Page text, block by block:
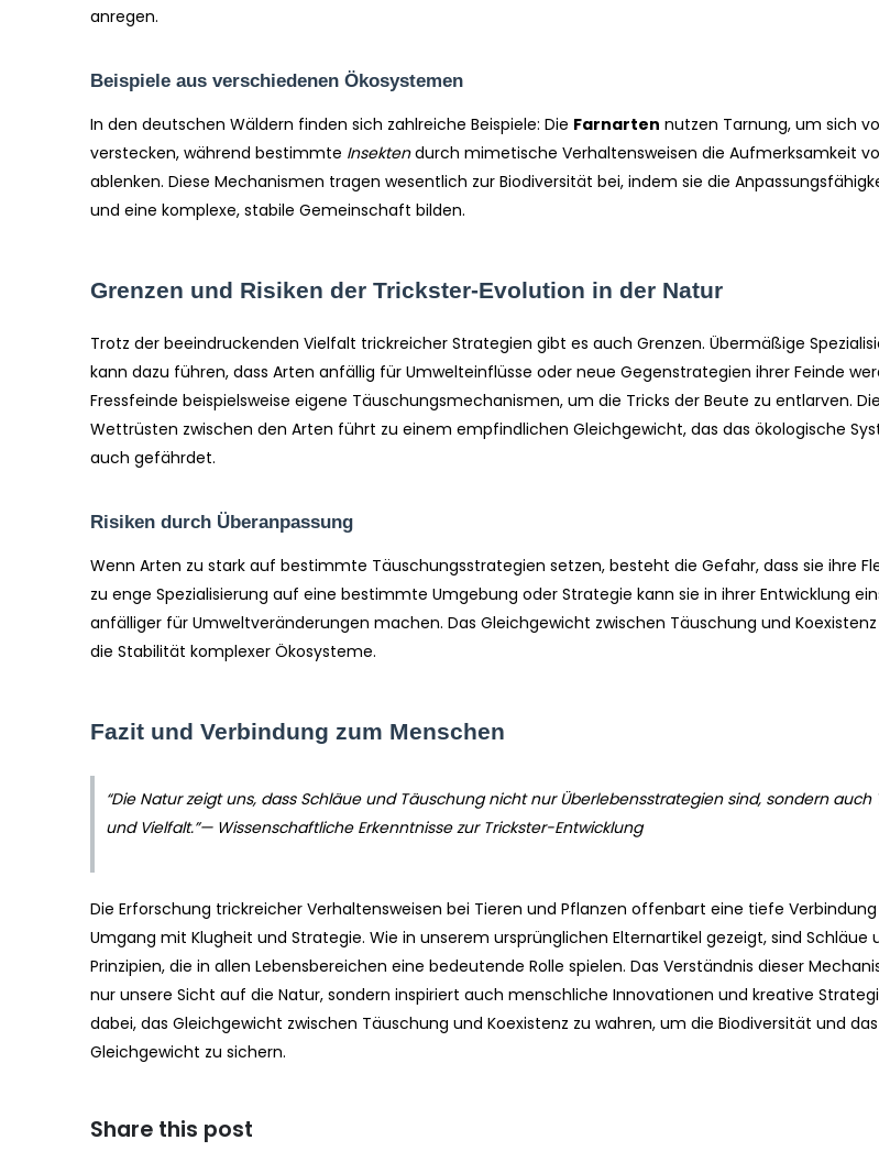
anregen.
Beispiele aus verschiedenen Ökosystemen
In den deutschen Wäldern finden sich zahlreiche Beispiele: Die Farnarten nutzen Tarnung, um sich
verstecken, während bestimmte Insektendurch mimetische Verhaltensweisen die Aufmerksamkeit
ablenken. Diese Mechanismen tragen wesentlich zur Biodiversität bei, indem sie die
und eine komplexe, stabile Gemeinschaft bilden.
Grenzen und Risiken der Trickster-Evolution in der Natur
Trotz der beeindruckenden Vielfalt trickreicher Strategien gibt es auch Grenzen. Übermäßige
kann dazu führen, dass Arten anfällig für Umwelteinflüsse oder neue Gegenstrategien ihrer Feinde
Fressfeinde beispielsweise eigene Täuschungsmechanismen, um die Tricks der Beute zu entlarven.
Wettrüsten zwischen den Arten führt zu einem empfindlichen Gleichgewicht, das das ökologische
auch gefährdet.
Risiken durch Überanpassung
Wenn Arten zu stark auf bestimmte Täuschungsstrategien setzen, besteht die Gefahr, dass sie ihre
zu enge Spezialisierung auf eine bestimmte Umgebung oder Strategie kann sie in ihrer Entwicklung
anfälliger für Umweltveränderungen machen. Das Gleichgewicht zwischen Täuschung und
die Stabilität komplexer Ökosysteme.
Fazit und Verbindung zum Menschen
“Die Natur zeigt uns, dass Schläue und Täuschung nicht nur Überlebensstrategien sind, sondern
und Vielfalt.”— Wissenschaftliche Erkenntnisse zur Trickster-Entwicklung
Die Erforschung trickreicher Verhaltensweisen bei Tieren und Pflanzen offenbart eine tiefe
Umgang mit Klugheit und Strategie. Wie in unserem ursprünglichen Elternartikel gezeigt, sind Schläue
Prinzipien, die in allen Lebensbereichen eine bedeutende Rolle spielen. Das Verständnis dieser
nur unsere Sicht auf die Natur, sondern inspiriert auch menschliche Innovationen und kreative
dabei, das Gleichgewicht zwischen Täuschung und Koexistenz zu wahren, um die Biodiversität und
Gleichgewicht zu sichern.
Share this post